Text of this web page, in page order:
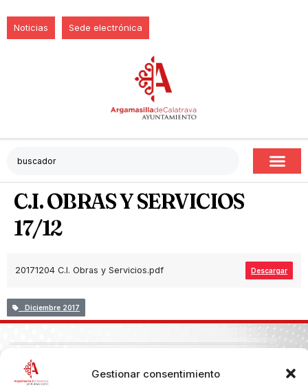
Gestionar consentimiento
Noticias Sede electrónica
C.I. OBRAS Y SERVICIOS
17/12
20171204 C.I. Obras y Servicios.pdf Descargar
Diciembre 2017
Copyright © 2026 Ayuntamiento de Argamasilla de Calatrava
Politica de Privacidad y Aviso Legal
Registro de la actividad